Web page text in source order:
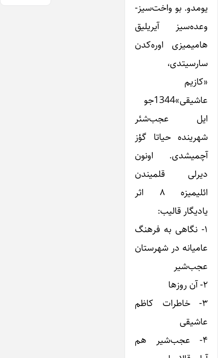
یومدو. بو واخت‌سیز-
وعده‌سیز آیریلیق
هامیمیزی اوره‌کدن
سارسیتدی،
«کازیم
عاشیقی»1344جو
ایل عجب‌شئر
شهرینده حیاتا گؤز
آچمیشدی. اونون
دیرلی قلمیندن
ائلیمیزه ۸ اثر
یادیگار قالیب:
۱- نگاهی به فرهنگ
عامیانه در شهرستان
عجب‌شیر
۲- آن روزها
۳- خاطرات کاظم
عاشیقی
۴- عجب‌شیر هم